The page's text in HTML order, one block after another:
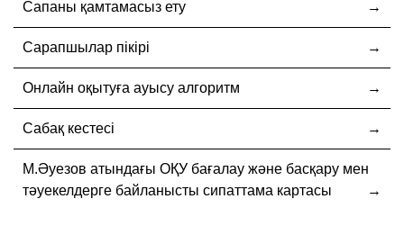
Сапаны қамтамасыз ету
Сарапшылар пікірі
Онлайн оқытуға ауысу алгоритм
Сабақ кестесі
М.Әуезов атындағы ОҚУ бағалау және басқару мен
тәуекелдерге байланысты сипаттама картасы